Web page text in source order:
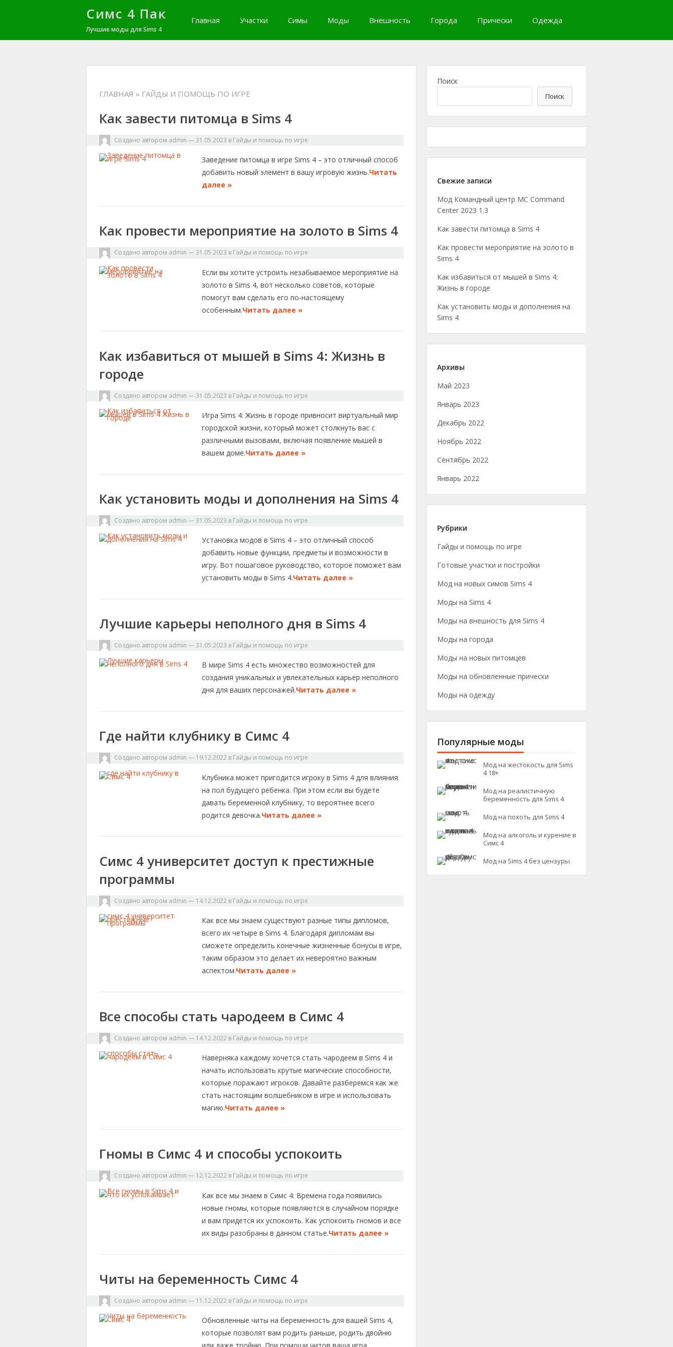
Симс 4 Пак
Лучшие моды для Sims 4
Главная Участки Симы Моды Внешность Города Прически Одежда
ГЛАВНАЯ » ГАЙДЫ И ПОМОЩЬ ПО ИГРЕ
Как завести питомца в Sims 4
Создано автором admin —31.05.2023 в Гайды и помощь по игре
Заведение питомца в игре Sims 4 – это отличный способ
добавить новый элемент в вашу игровую жизнь.Читать
далее »
Как провести мероприятие на золото в Sims 4
Создано автором admin —31.05.2023 в Гайды и помощь по игре
Если вы хотите устроить незабываемое мероприятие на
золото в Sims 4, вот несколько советов, которые
помогут вам сделать его по-настоящему
особенным.Читать далее »
Как избавиться от мышей в Sims 4: Жизнь в
городе
Создано автором admin —31.05.2023 в Гайды и помощь по игре
Игра Sims 4: Жизнь в городе привносит виртуальный мир
городской жизни, который может столкнуть вас с
различными вызовами, включая появление мышей в
вашем доме.Читать далее »
Как установить моды и дополнения на Sims 4
Создано автором admin —31.05.2023 в Гайды и помощь по игре
Установка модов в Sims 4 – это отличный способ
добавить новые функции, предметы и возможности в
игру. Вот пошаговое руководство, которое поможет вам
установить моды в Sims 4.Читать далее »
Лучшие карьеры неполного дня в Sims 4
Создано автором admin —31.05.2023 в Гайды и помощь по игре
В мире Sims 4 есть множество возможностей для
создания уникальных и увлекательных карьер неполного
дня для ваших персонажей.Читать далее »
Где найти клубнику в Симс 4
Создано автором admin — 19.12.2022 в Гайды и помощь по игре
Клубника может пригодится игроку в Sims 4 для влияния
на пол будущего ребенка. При этом если вы будете
давать беременной клубнику, то вероятнее всего
родится девочка.Читать далее »
Симс 4 университет доступ к престижные
программы
Создано автором admin — 14.12.2022 в Гайды и помощь по игре
Как все мы знаем существуют разные типы дипломов,
всего их четыре в Sims 4. Благодаря дипломам вы
сможете определить конечные жизненные бонусы в игре,
таким образом это делает их невероятно важным
аспектом.Читать далее »
Все способы стать чародеем в Симс 4
Создано автором admin — 14.12.2022 в Гайды и помощь по игре
Наверняка каждому хочется стать чародеем в Sims 4 и
начать использовать крутые магические способности,
которые поражают игроков. Давайте разберемся как же
стать настоящим волшебником в игре и использовать
магию.Читать далее »
Гномы в Симс 4 и способы успокоить
Создано автором admin — 12.12.2022 в Гайды и помощь по игре
Как все мы знаем в Симс 4: Времена года появились
новые гномы, которые появляются в случайном порядке
и вам придется их успокоить. Как успокоить гномов и все
их виды разобраны в данном статье.Читать далее »
Читы на беременность Симс 4
Создано автором admin — 11.12.2022 в Гайды и помощь по игре
Обновленные читы на беременность для вашей Sims 4,
которые позволят вам родить раньше, родить двойню
Поиск
Поиск
Свежие записи
Мод Командный центр MC Command
Center 2023 1.3
Как завести питомца в Sims 4
Как провести мероприятие на золото в
Sims 4
Как избавиться от мышей в Sims 4:
Жизнь в городе
Как установить моды и дополнения на
Sims 4
Архивы
Май 2023
Январь 2023
Декабрь 2022
Ноябрь 2022
Сентябрь 2022
Январь 2022
Рубрики
Гайды и помощь по игре
Готовые участки и постройки
Мод на новых симов Sims 4
Моды на Sims 4
Моды на внешность для Sims 4
Моды на города
Моды на новых питомцев
Моды на обновленные прически
Моды на одежду
Популярные моды
Мод на жестокость для Sims
4 18+
Мод на реалистичную
беременность для Sims 4
Мод на похоть для Sims 4
Мод на алкоголь и курение в
Симс 4
Мод на Sims 4 без цензуры